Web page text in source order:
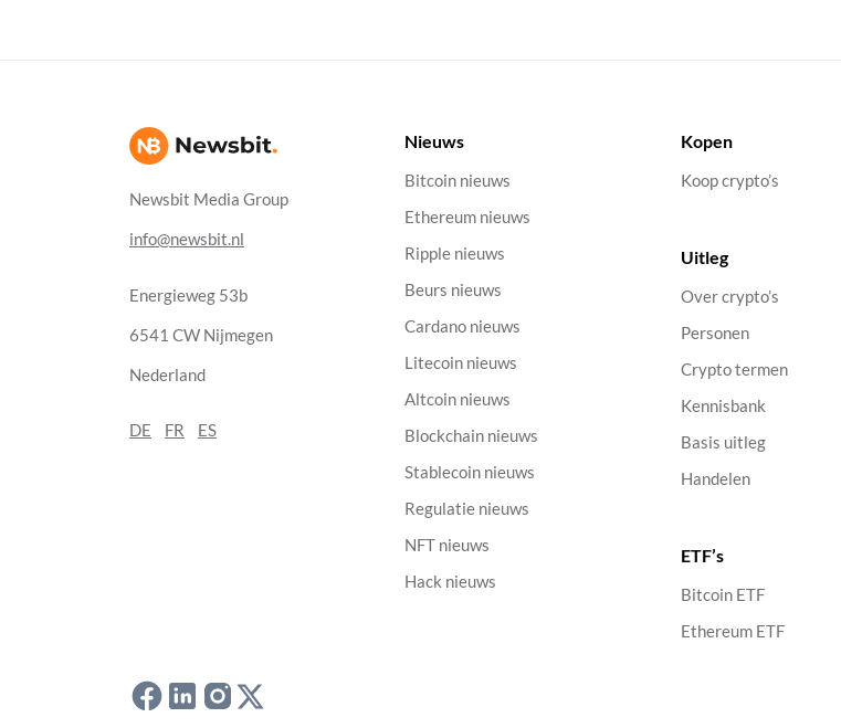
Newsbit Media Group
info@newsbit.nl
Energieweg 53b
6541 CW Nijmegen
Nederland
DE FR ES
Nieuws
Bitcoin nieuws
Ethereum nieuws
Ripple nieuws
Beurs nieuws
Cardano nieuws
Litecoin nieuws
Altcoin nieuws
Blockchain nieuws
Stablecoin nieuws
Regulatie nieuws
NFT nieuws
Hack nieuws
Kopen
Koop crypto’s
Uitleg
Over crypto’s
Personen
Crypto termen
Kennisbank
Basis uitleg
Handelen
ETF’s
Bitcoin ETF
Ethereum ETF